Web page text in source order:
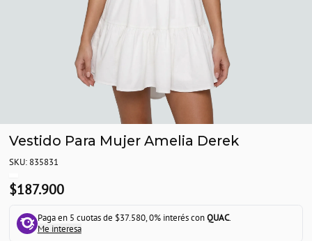
Vestido Para Mujer Amelia Derek
SKU: 835831
$187.900
Paga en 5 cuotas de $37.580, 0% interés conQUAC.
Me interesa